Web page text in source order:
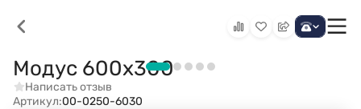
Модус 600х300
Написать отзыв
Артикул:00-0250-6030